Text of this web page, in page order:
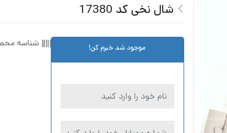
شال نخی کد 17380
موجود شد خبرم کن! شناسه